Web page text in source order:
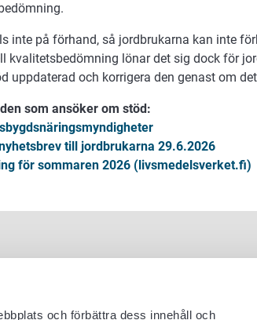
och förbättra dess innehåll och
inte på förhand, så jordbrukarna kan inte
kvalitetsbedömning lönar det sig dock för
uppdaterad och korrigera den genast om
som ansöker om stöd:
till jordbrukarna 29.6.2026
för sommaren 2026 (livsmedelsverket.fi)